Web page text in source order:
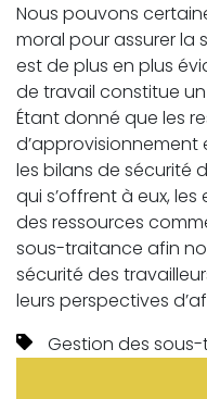
Nous pouvons
moral pour assurer la
est de plus en plus
de travail constitue
Étant donné que les
d’approvisionnement
les bilans de sécurité
qui s’offrent à eux,
des ressources
sous-traitance afin
sécurité des
leurs perspectives
Gestion des